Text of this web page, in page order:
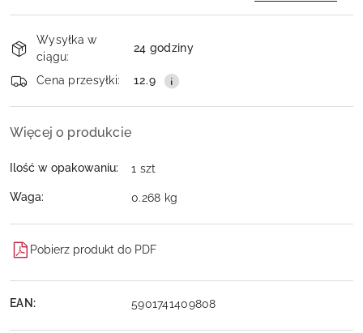
Dostępność
i
dostawa
Wysyłka w
ciągu:
24 godziny
Cena przesyłki: 12.9
Więcej o produkcie
Ilość w opakowaniu: 1 szt
Waga: 0.268 kg
Pobierz produkt do PDF
EAN: 5901741409808